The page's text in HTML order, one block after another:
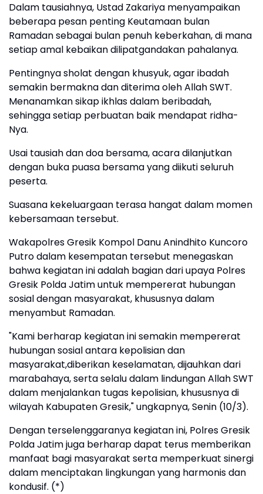
Dalam tausiahnya, Ustad Zakariya menyampaikan
beberapa pesan penting Keutamaan bulan
Ramadan sebagai bulan penuh keberkahan, di mana
setiap amal kebaikan dilipatgandakan pahalanya.
Pentingnya sholat dengan khusyuk, agar ibadah
semakin bermakna dan diterima oleh Allah SWT.
Menanamkan sikap ikhlas dalam beribadah,
sehingga setiap perbuatan baik mendapat ridha-
Nya.
Usai tausiah dan doa bersama, acara dilanjutkan
dengan buka puasa bersama yang diikuti seluruh
peserta.
Suasana kekeluargaan terasa hangat dalam momen
kebersamaan tersebut.
Wakapolres Gresik Kompol Danu Anindhito Kuncoro
Putro dalam kesempatan tersebut menegaskan
bahwa kegiatan ini adalah bagian dari upaya Polres
Gresik Polda Jatim untuk mempererat hubungan
sosial dengan masyarakat, khususnya dalam
menyambut Ramadan.
"Kami berharap kegiatan ini semakin mempererat
hubungan sosial antara kepolisian dan
masyarakat,diberikan keselamatan, dijauhkan dari
marabahaya, serta selalu dalam lindungan Allah SWT
dalam menjalankan tugas kepolisian, khususnya di
wilayah Kabupaten Gresik," ungkapnya, Senin (10/3).
Dengan terselenggaranya kegiatan ini, Polres Gresik
Polda Jatim juga berharap dapat terus memberikan
manfaat bagi masyarakat serta memperkuat sinergi
dalam menciptakan lingkungan yang harmonis dan
kondusif. (*)